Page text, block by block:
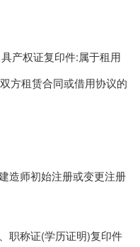
产权证复印件:属于租用
方租赁合同或借用协议的
造师初始注册或变更注册
职称证(学历证明)复印件